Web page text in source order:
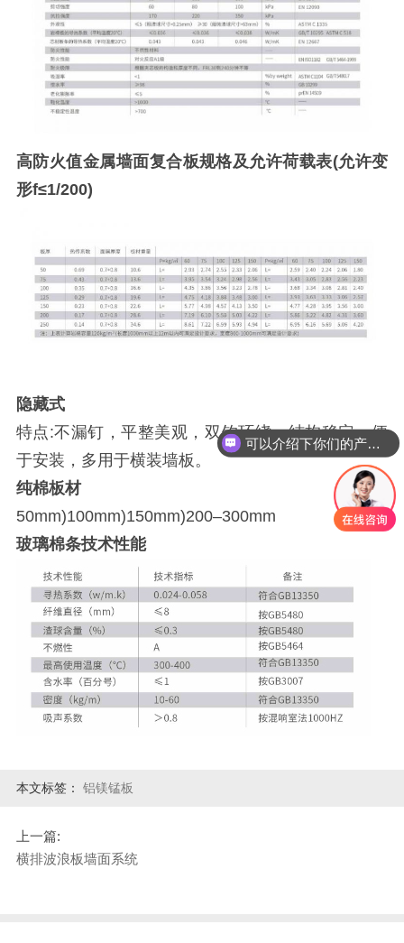
高防火值金属墙面复合板规格及允许荷载表(允许变
形f≤1/200)
隐藏式
特点:不漏钉，平整美观，双钩环绕，结构稳定，便
于安装，多用于横装墙板。
纯棉板材
50mm)100mm)150mm)200–300mm
玻璃棉条技术性能
本文标签： 铝镁锰板
上一篇:
横排波浪板墙面系统
可以介绍下你们的产品么